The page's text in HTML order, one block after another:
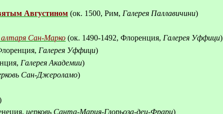
Августином (ок. 1500, Рим, Галерея Паллавичини)
алтаря Сан-Марко (ок. 1490-1492, Флоренция,Галерея Уффици)
Галерея Уффици)
Галерея Академии)
Сан-Джероламо)
церковь Санта-Мария-Глорьоза-деи-Фрари)